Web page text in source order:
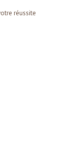
réussite